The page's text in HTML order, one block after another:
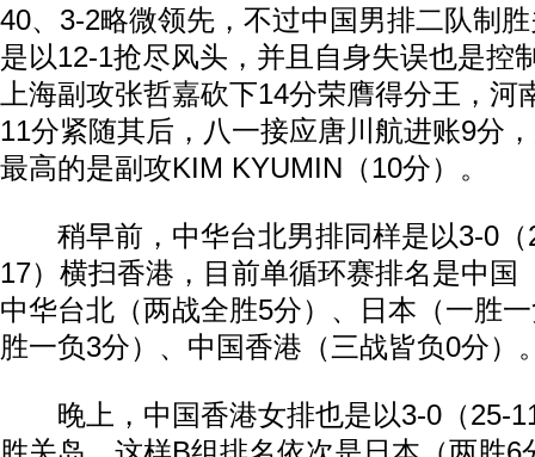
40、3-2略微领先，不过中国男排二队制
是以12-1抢尽风头，并且自身失误也是控
上海副攻张哲嘉砍下14分荣膺得分王，河
11分紧随其后，八一接应唐川航进账9分
最高的是副攻KIM KYUMIN（10分）。
稍早前，中华台北男排同样是以3-0（
17）横扫香港，目前单循环赛排名是中国
中华台北（两战全胜5分）、日本（一胜
胜一负3分）、中国香港（三战皆负0分）
晚上，中国香港女排也是以3-0（25-